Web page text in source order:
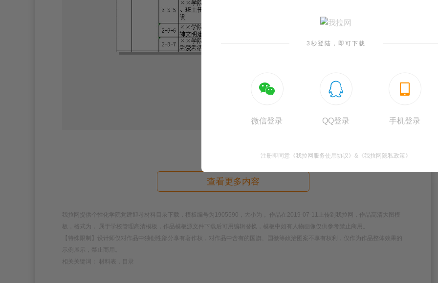
查看更多内容
我拉网提供个性化学院党建迎考材料目录下载，模板编号为1905590，大小为， 作品在2019-07-11上传到我拉网，作品高清大图模
板，格式为， 属于学校管理高清模板，作品模板源文件下载后可用编辑替换，模板中如有人物画像仅供参考禁止商用。
【特殊限制】设计师仅对作品中独创性部分享有著作权，对作品中含有的国旗、国徽等政治图案不享有权利，仅作为作品整体效果的
示例展示，禁止商用。
相关关键词： 材料表，目录
3秒登陆，即可下载

微信登录

QQ登录

手机登录
注册即同意 《我拉网服务使用协议》 & 《我拉网隐私政策》